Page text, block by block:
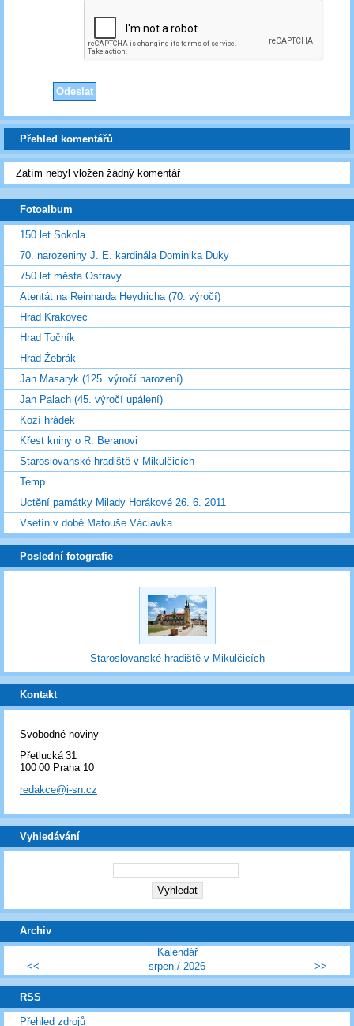
Přehled komentářů
Zatím nebyl vložen žádný komentář
Fotoalbum
150 let Sokola
70. narozeniny J. E. kardinála Dominika Duky
750 let města Ostravy
Atentát na Reinharda Heydricha (70. výročí)
Hrad Krakovec
Hrad Točník
Hrad Žebrák
Jan Masaryk (125. výročí narození)
Jan Palach (45. výročí upálení)
Kozí hrádek
Křest knihy o R. Beranovi
Staroslovanské hradiště v Mikulčicích
Temp
Uctění památky Milady Horákové 26. 6. 2011
Vsetín v době Matouše Václavka
Poslední fotografie
Staroslovanské hradiště v Mikulčicích
Kontakt
Svobodné noviny
Přetlucká 31
100 00 Praha 10
redakce@i-sn.cz
Vyhledávání
Archiv
Kalendář
<<
srpen/ 2026 >>
RSS
Přehled zdrojů